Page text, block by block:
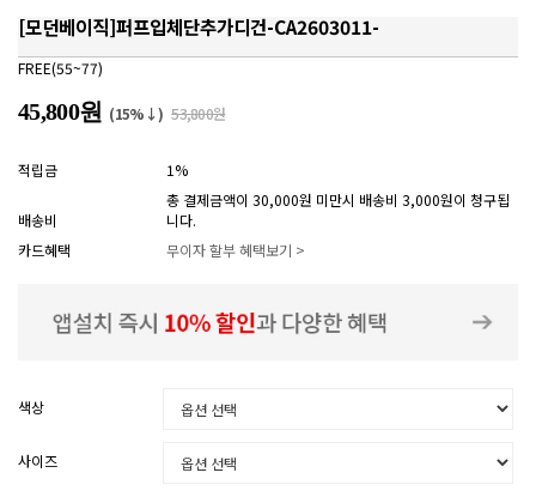
[모던베이직]퍼프입체단추가디건-CA2603011-
FREE(55~77)
45,800원 (15%↓) 53,800원
적립금 1%
배송비
총 결제금액이 30,000원 미만시 배송비 3,000원이 청구됩
니다.
카드혜택
무이자 할부 혜택보기 >
색상
사이즈